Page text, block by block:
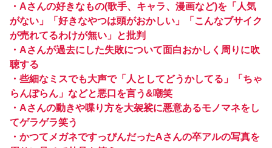
・Aさんの好きなもの(歌手、キャラ、漫画など)を「人気
がない」「好きなやつは頭がおかしい」「こんなブサイク
が売れてるわけが無い」と批判
・Aさんが過去にした失敗について面白おかしく周りに吹
聴する
・些細なミスでも大声で「人としてどうかしてる」「ちゃ
らんぽらん」などと悪口を言う&嘲笑
・Aさんの動きや喋り方を大袈裟に悪意あるモノマネをし
てゲラゲラ笑う
・かつてメガネですっぴんだったAさんの卒アルの写真を